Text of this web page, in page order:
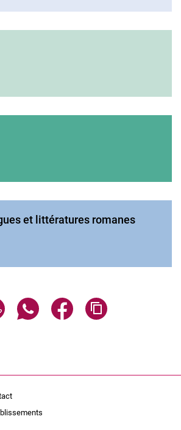
et littératures romanes
et littératures romanes:
Share page via email
Share page via WhatsApp
Share page via